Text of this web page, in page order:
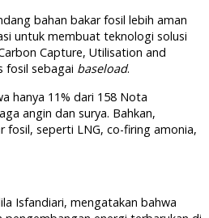
bahan bakar fosil lebih aman
untuk membuat teknologi solusi
Capture, Utilisation and
fosil sebagai baseload.
hanya 11% dari 158 Nota
angin dan surya. Bahkan,
fosil, seperti LNG, co-firing amonia,
Isfandiari, mengatakan bahwa